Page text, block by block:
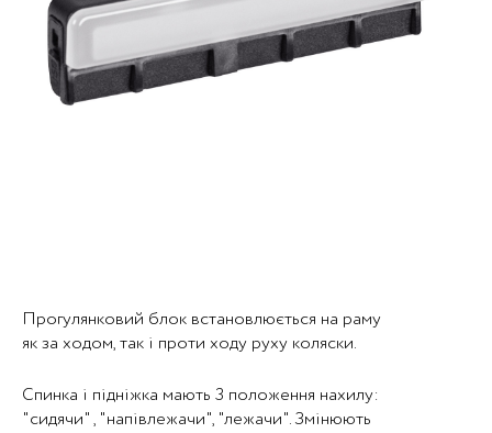
Прогулянковий блок встановлюється на раму
як за ходом, так і проти ходу руху коляски.
Спинка і підніжка мають 3 положення нахилу:
"сидячи" , "напівлежачи", "лежачи". Змінюють